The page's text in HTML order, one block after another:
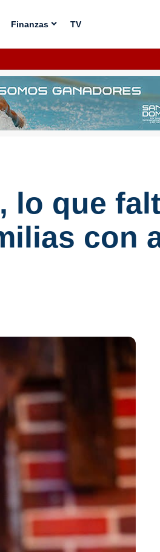
Finanzas TV
lo que
con